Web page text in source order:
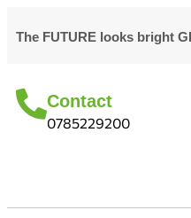
The FUTURE looks bright
Contact
0785229200